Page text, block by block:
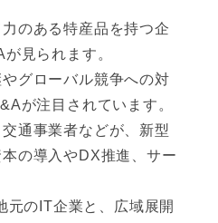
のある特産品を持つ企
見られます。
グローバル競争への対
が注目されています。
通事業者などが、新型
の導入やDX推進、サー
元のIT企業と、広域展開